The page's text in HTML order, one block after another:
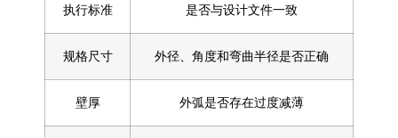
执行标准 是否与设计文件一致
规格尺寸 外径、角度和弯曲半径是否正确
壁厚 外弧是否存在过度减薄